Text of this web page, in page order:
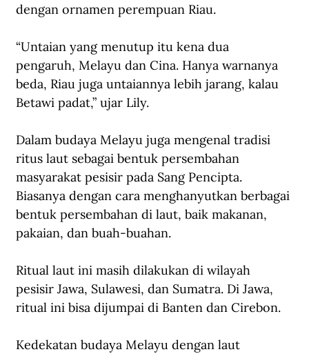
dengan ornamen perempuan Riau.
“Untaian yang menutup itu kena dua
pengaruh, Melayu dan Cina. Hanya warnanya
beda, Riau juga untaiannya lebih jarang, kalau
Betawi padat,” ujar Lily.
Dalam budaya Melayu juga mengenal tradisi
ritus laut sebagai bentuk persembahan
masyarakat pesisir pada Sang Pencipta.
Biasanya dengan cara menghanyutkan berbagai
bentuk persembahan di laut, baik makanan,
pakaian, dan buah-buahan.
Ritual laut ini masih dilakukan di wilayah
pesisir Jawa, Sulawesi, dan Sumatra. Di Jawa,
ritual ini bisa dijumpai di Banten dan Cirebon.
Kedekatan budaya Melayu dengan laut